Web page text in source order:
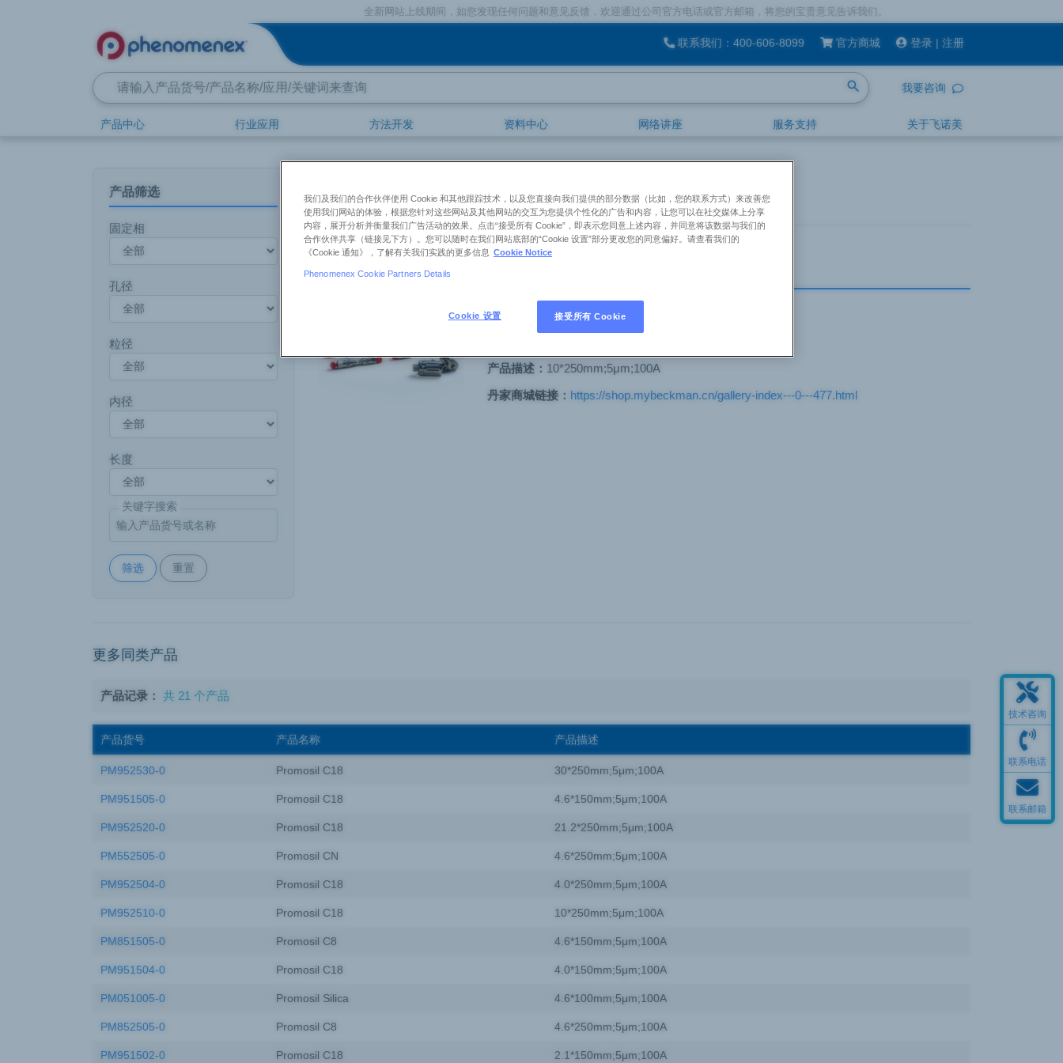
全新网站上线期间，如您发现任何问题和意见反馈，欢迎通过公司官方电话或官方邮箱，将您的宝贵意见告诉我们。
联系我们： 400-606-8099 官方商城 登录 | 注册
search 我要咨询
产品中心 行业应用 方法开发 资料中心 网络讲座 服务支持 关于飞诺美
首页 产品中心 艾杰尔 Promosil
产品筛选
固定相
孔径
粒径
内径
长度
关键字搜索
筛选 重置
Promosil C18，10*250mm;5μm;100A
了解更多 Promosil
货号：
PM952510-0
产品描述： 10*250mm;5μm;100A
丹家商城链接： https://shop.mybeckman.cn/gallery-index---0---477.html
更多同类产品
产品记录： 共 21 个产品
产品货号 产品名称 产品描述
PM952530-0 Promosil C18 30*250mm;5μm;100A
PM951505-0 Promosil C18 4.6*150mm;5μm;100A
PM952520-0 Promosil C18 21.2*250mm;5μm;100A
PM552505-0 Promosil CN 4.6*250mm;5μm;100A
PM952504-0 Promosil C18 4.0*250mm;5μm;100A
PM952510-0 Promosil C18 10*250mm;5μm;100A
PM851505-0 Promosil C8 4.6*150mm;5μm;100A
PM951504-0 Promosil C18 4.0*150mm;5μm;100A
PM051005-0 Promosil Silica 4.6*100mm;5μm;100A
PM852505-0 Promosil C8 4.6*250mm;5μm;100A
PM951502-0 Promosil C18 2.1*150mm;5μm;100A
技术咨询
联系电话
联系邮箱
我们及我们的合作伙伴使用 Cookie 和其他跟踪技术，以及您直接向我们提供的部分数据（比如，您的联系方式）来改善您
使用我们网站的体验，根据您针对这些网站及其他网站的交互为您提供个性化的广告和内容，让您可以在社交媒体上分享
内容，展开分析并衡量我们广告活动的效果。点击“接受所有 Cookie”，即表示您同意上述内容，并同意将该数据与我们的
合作伙伴共享（链接见下方）。您可以随时在我们网站底部的“Cookie 设置”部分更改您的同意偏好。请查看我们的
《Cookie 通知》，了解有关我们实践的更多信息 Cookie Notice
Phenomenex Cookie Partners Details
Cookie 设置 接受所有 Cookie